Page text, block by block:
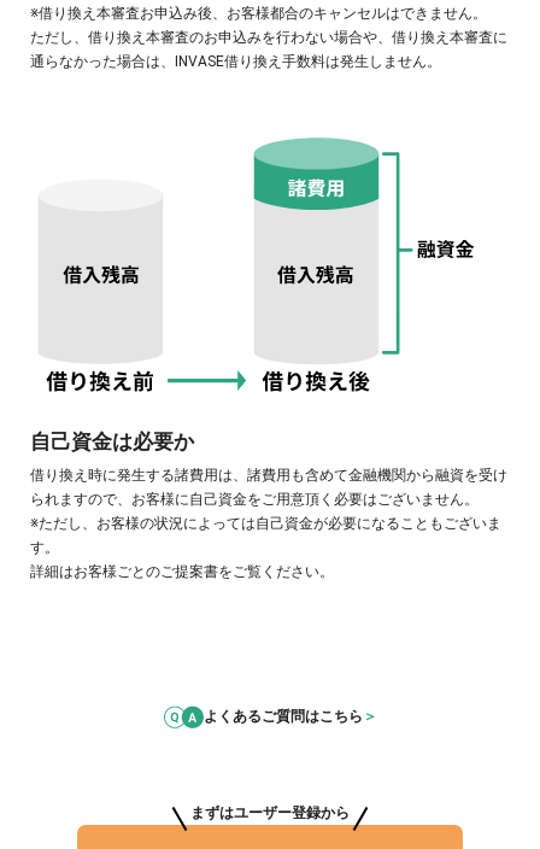
※借り換え本審査お申込み後、お客様都合のキャンセルはできません。
ただし、借り換え本審査のお申込みを行わない場合や、借り換え本審査に
通らなかった場合は、INVASE借り換え手数料は発生しません。
自己資金は必要か
借り換え時に発生する諸費用は、諸費用も含めて金融機関から融資を受け
られますので、お客様に自己資金をご用意頂く必要はございません。
※ただし、お客様の状況によっては自己資金が必要になることもございま
す。
詳細はお客様ごとのご提案書をご覧ください。
よくあるご質問はこちら ＞
まずはユーザー登録から